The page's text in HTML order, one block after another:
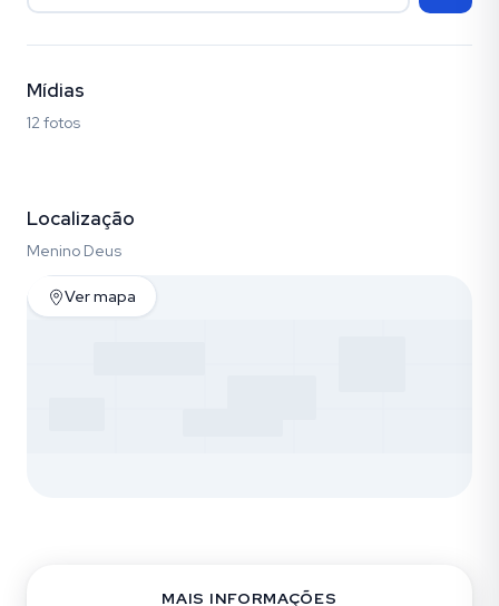
Mídias
12 fotos
Localização
Menino Deus
Ver mapa
MAIS INFORMAÇÕES